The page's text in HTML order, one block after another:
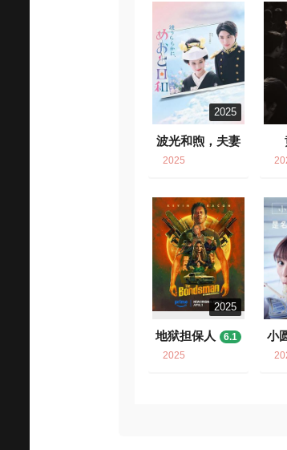
2025
波光和煦，夫妻
良辰
2025
2025
地狱担保人
6.1
2025
小
实